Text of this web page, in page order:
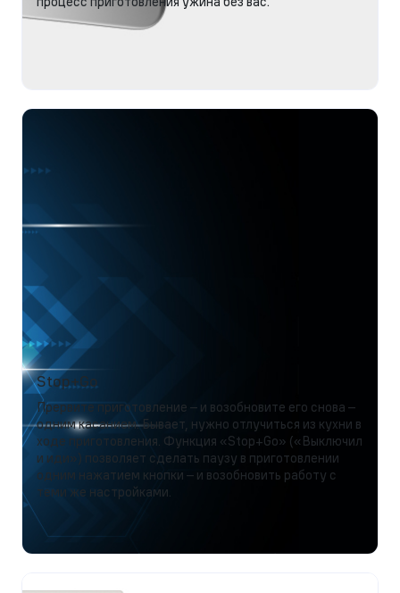
Stop+Go
Прервите приготовление – и возобновите его снова –
одним касанием. Бывает, нужно отлучиться из кухни в
ходе приготовления. Функция «Stop+Go» («Выключил
и иди») позволяет сделать паузу в приготовлении
одним нажатием кнопки – и возобновить работу с
теми же настройками.